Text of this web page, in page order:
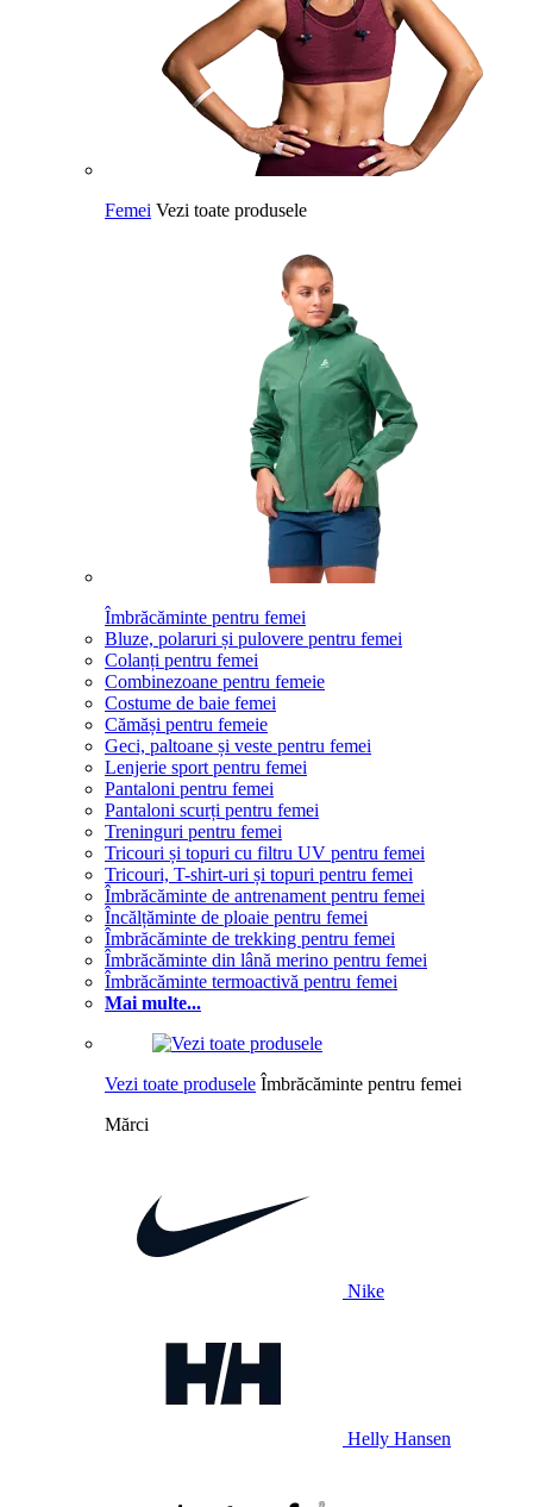
Femei Vezi toate produsele
Îmbrăcăminte pentru femei
Bluze, polaruri și pulovere pentru femei
Colanți pentru femei
Combinezoane pentru femeie
Costume de baie femei
Cămăși pentru femeie
Geci, paltoane și veste pentru femei
Lenjerie sport pentru femei
Pantaloni pentru femei
Pantaloni scurți pentru femei
Treninguri pentru femei
Tricouri și topuri cu filtru UV pentru femei
Tricouri, T-shirt-uri și topuri pentru femei
Îmbrăcăminte de antrenament pentru femei
Încălțăminte de ploaie pentru femei
Îmbrăcăminte de trekking pentru femei
Îmbrăcăminte din lână merino pentru femei
Îmbrăcăminte termoactivă pentru femei
Mai multe...
Vezi toate produsele Îmbrăcăminte pentru femei
Mărci
Nike
Helly Hansen